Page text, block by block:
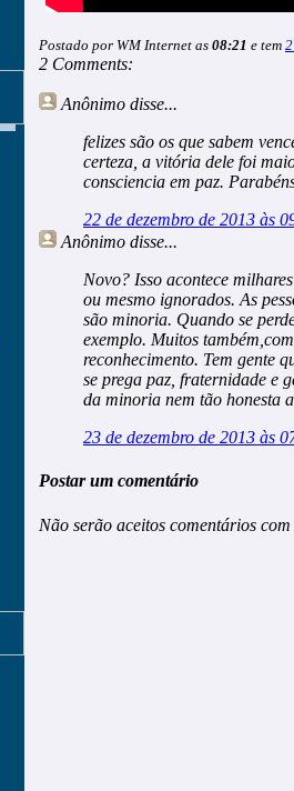
Postado por WM Internet as 08:21 e tem
2 Comments:
Anônimo disse...
felizes são os que sabem
certeza, a vitória dele foi
consciencia em paz.
22 de dezembro de 2013 às
Anônimo disse...
Novo? Isso acontece
ou mesmo ignorados. As
são minoria. Quando se
exemplo. Muitos
reconhecimento. Tem gente
se prega paz, fraternidade e
da minoria nem tão honesta
23 de dezembro de 2013 às
Postar um comentário
Não serão aceitos comentários